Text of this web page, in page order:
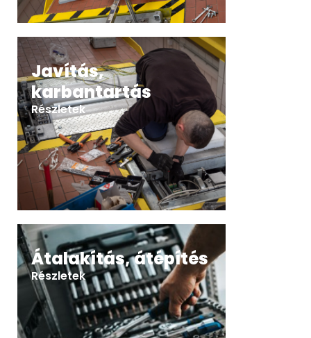
Javítás,
karbantartás
Részletek
Átalakítás, átépítés
Részletek